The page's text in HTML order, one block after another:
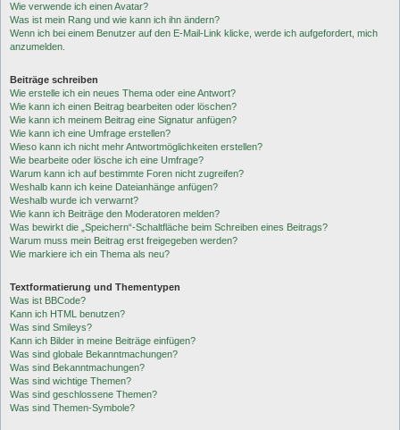
Wie verwende ich einen Avatar?
Was ist mein Rang und wie kann ich ihn ändern?
Wenn ich bei einem Benutzer auf den E-Mail-Link klicke, werde ich aufgefordert, mich
anzumelden.
Beiträge schreiben
Wie erstelle ich ein neues Thema oder eine Antwort?
Wie kann ich einen Beitrag bearbeiten oder löschen?
Wie kann ich meinem Beitrag eine Signatur anfügen?
Wie kann ich eine Umfrage erstellen?
Wieso kann ich nicht mehr Antwortmöglichkeiten erstellen?
Wie bearbeite oder lösche ich eine Umfrage?
Warum kann ich auf bestimmte Foren nicht zugreifen?
Weshalb kann ich keine Dateianhänge anfügen?
Weshalb wurde ich verwarnt?
Wie kann ich Beiträge den Moderatoren melden?
Was bewirkt die „Speichern“-Schaltfläche beim Schreiben eines Beitrags?
Warum muss mein Beitrag erst freigegeben werden?
Wie markiere ich ein Thema als neu?
Textformatierung und Thementypen
Was ist BBCode?
Kann ich HTML benutzen?
Was sind Smileys?
Kann ich Bilder in meine Beiträge einfügen?
Was sind globale Bekanntmachungen?
Was sind Bekanntmachungen?
Was sind wichtige Themen?
Was sind geschlossene Themen?
Was sind Themen-Symbole?